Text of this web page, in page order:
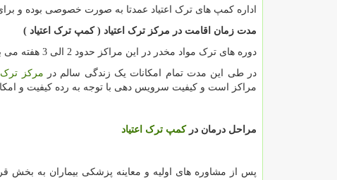
اداره کمپ های ترک اعتیاد عمدتا به صورت خصوصی بوده و
مدت زمان اقامت در مرکز ترک اعتیاد ( کمپ ترک اعتیاد )
دوره های ترک مواد مخدر در این مراکز حدود 2 الی 3 هفته می باشد .
در طی این مدت تمام امکانات یک زندگی سالم در مرکز ترک
مراکز است و کیفیت سرویس دهی با توجه به رده کیفیت و
مراحل درمان درکمپ ترک اعتیاد
پس از مشاوره های اولیه و معاینه پزشکی بیماران به بخش